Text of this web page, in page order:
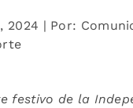
2024 | Por:
festivo de la